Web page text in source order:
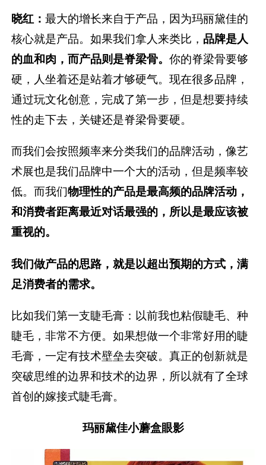
晓红：最大的增长来自于产品，因为玛丽黛佳的
核心就是产品。如果我们拿人来类比， 品牌是人
的血和肉，而产品则是脊梁骨。你的脊梁骨要够
硬，人坐着还是站着才够硬气。现在很多品牌，
通过玩文化创意，完成了第一步，但是想要持续
性的走下去，关键还是脊梁骨要硬。
而我们会按照频率来分类我们的品牌活动，像艺
术展也是我们品牌中一个大的活动，但是频率较
低。而我们物理性的产品是最高频的品牌活动，
和消费者距离最近对话最强的，所以是最应该被
重视的。
我们做产品的思路，就是以超出预期的方式，满
足消费者的需求。
比如我们第一支睫毛膏：以前我也粘假睫毛、种
睫毛，非常不方便。如果想做一个非常好用的睫
毛膏，一定有技术壁垒去突破。真正的创新就是
突破思维的边界和技术的边界，所以就有了全球
首创的嫁接式睫毛膏。
玛丽黛佳小蘑盒眼影